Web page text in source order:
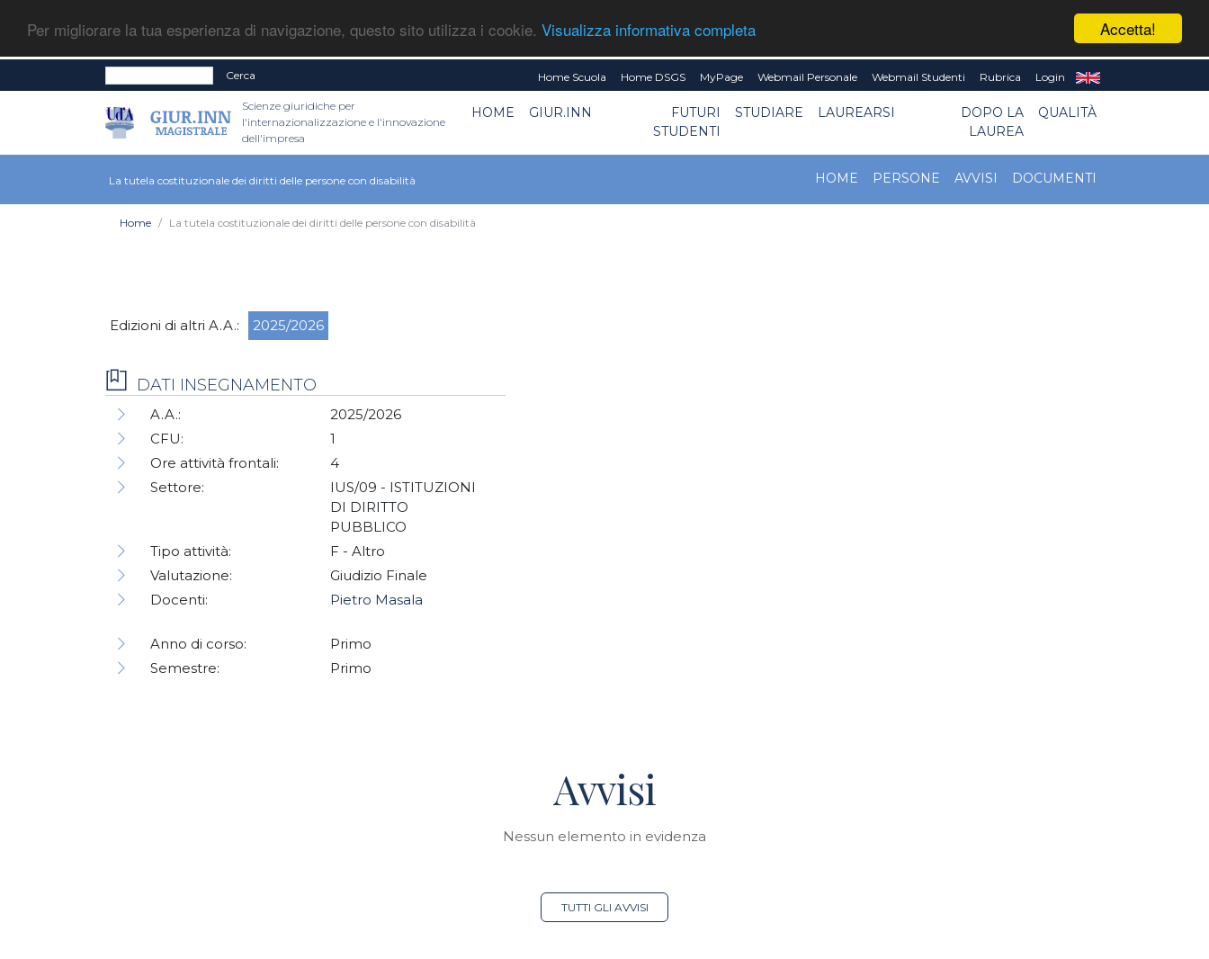
Accetta!
Per migliorare la tua esperienza di navigazione, questo sito utilizza i cookie. Visualizza informativa completa
Cerca Home Scuola Home DSGS MyPage Webmail Personale Webmail Studenti Rubrica Login
Scienze giuridiche per
l'internazionalizzazione e l'innovazione
dell'impresa
HOME GIUR.INN
FUTURI
STUDENTI
STUDIARE LAUREARSI
DOPO LA
LAUREA
QUALITÀ
La tutela costituzionale dei diritti delle persone con disabilità HOME PERSONE AVVISI DOCUMENTI
Home La tutela costituzionale dei diritti delle persone con disabilità
Edizioni di altri A.A.: 2025/2026
DATI INSEGNAMENTO
A.A.:
2025/2026
CFU:
1
Ore attività frontali:
4
Settore:
IUS/09 - ISTITUZIONI
DI DIRITTO
PUBBLICO
Tipo attività:
F - Altro
Valutazione:
Giudizio Finale
Docenti:
Pietro Masala
Anno di corso:
Primo
Semestre:
Primo
Avvisi
Nessun elemento in evidenza
TUTTI GLI AVVISI